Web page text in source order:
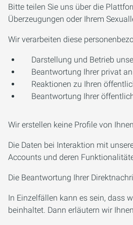
Bitte teilen Sie uns über die
Überzeugungen oder Ihrem
Wir verarbeiten diese
Darstellung und Betrieb
Beantwortung Ihrer privat
Reaktionen zu Ihren
Beantwortung Ihrer
Wir erstellen keine Profile von
Die Daten bei Interaktion mit
Accounts und deren
Die Beantwortung Ihrer
In Einzelfällen kann es sein, dass
beinhaltet. Dann erläutern wir